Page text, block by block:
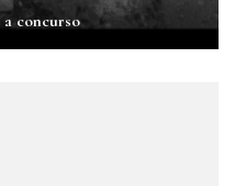
a concurso